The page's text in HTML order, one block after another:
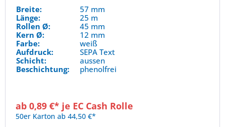
Breite:
57 mm
Länge:
25 m
Rollen Ø:
45 mm
Kern Ø:
12 mm
Farbe:
weiß
Aufdruck:
SEPA Text
Schicht:
aussen
Beschichtung:
phenolfrei
ab 0,89 €* je EC Cash Rolle
50er Karton ab 44,50 €*